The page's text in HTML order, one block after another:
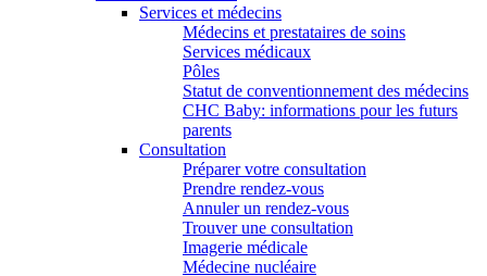
Services et médecins
Médecins et prestataires de soins
Services médicaux
Pôles
Statut de conventionnement des médecins
CHC Baby: informations pour les futurs
parents
Consultation
Préparer votre consultation
Prendre rendez-vous
Annuler un rendez-vous
Trouver une consultation
Imagerie médicale
Médecine nucléaire